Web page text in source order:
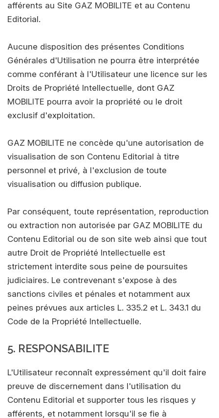
afférents au Site GAZ MOBILITE et au Contenu
Editorial.
Aucune disposition des présentes Conditions
Générales d'Utilisation ne pourra être interprétée
comme conférant à l'Utilisateur une licence sur les
Droits de Propriété Intellectuelle, dont GAZ
MOBILITE pourra avoir la propriété ou le droit
exclusif d'exploitation.
GAZ MOBILITE ne concède qu'une autorisation de
visualisation de son Contenu Editorial à titre
personnel et privé, à l'exclusion de toute
visualisation ou diffusion publique.
Par conséquent, toute représentation, reproduction
ou extraction non autorisée par GAZ MOBILITE du
Contenu Editorial ou de son site web ainsi que tout
autre Droit de Propriété Intellectuelle est
strictement interdite sous peine de poursuites
judiciaires. Le contrevenant s'expose à des
sanctions civiles et pénales et notamment aux
peines prévues aux articles L. 335.2 et L. 343.1 du
Code de la Propriété Intellectuelle.
5. RESPONSABILITE
L'Utilisateur reconnaît expressément qu'il doit faire
preuve de discernement dans l'utilisation du
Contenu Editorial et supporter tous les risques y
afférents, et notamment lorsqu'il se fie à